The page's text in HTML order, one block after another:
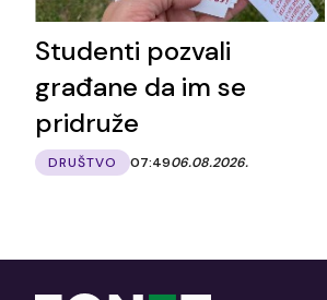
Studenti pozvali
građane da im se
pridruže
DRUŠTVO 07:4906.08.2026.